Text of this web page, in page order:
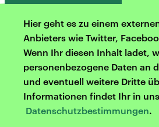
Hier geht es zu einem
Anbieters wie Twitter,
Wenn Ihr diesen Inhalt ladet,
personenbezogene Daten an
und eventuell weitere Dritte
Informationen findet Ihr in
Datenschutzbestimmungen.